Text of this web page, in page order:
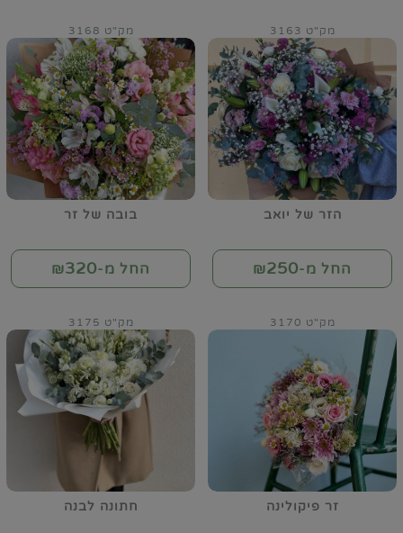
הזר של יואב
מק"ט 3163
החל מ-₪250
בובה של זר
מק"ט 3168
החל מ-₪320
זר פיקולינה
מק"ט 3170
חתונה לבנה
מק"ט 3175